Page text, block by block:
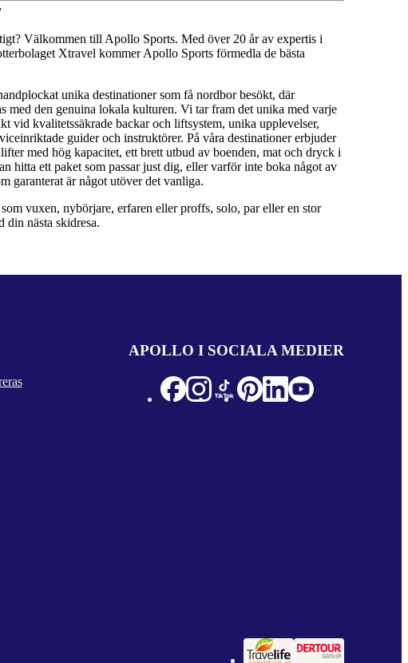
Välkommen till Apollo Sports. Med över 20 år av expertis i
Xtravel kommer Apollo Sports förmedla de bästa
unika destinationer som få nordbor besökt, där
med den genuina lokala kulturen. Vi tar fram det unika med varje
vid kvalitetssäkrade backar och liftsystem, unika upplevelser,
guider och instruktörer. På våra destinationer erbjuder
med hög kapacitet, ett brett utbud av boenden, mat och dryck i
hitta ett paket som passar just dig, eller varför inte boka något av
garanterat är något utöver det vanliga.
vuxen, nybörjare, erfaren eller proffs, solo, par eller en stor
din nästa skidresa.
APOLLO I SOCIALA MEDIER